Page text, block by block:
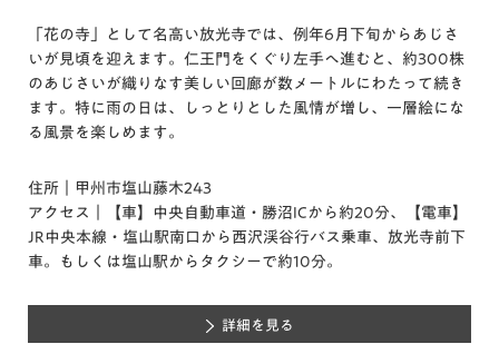
「花の寺」として名高い放光寺では、例年6月下旬からあじさ
いが見頃を迎えます。仁王門をくぐり左手へ進むと、約300株
のあじさいが織りなす美しい回廊が数メートルにわたって続き
ます。特に雨の日は、しっとりとした風情が増し、一層絵にな
る風景を楽しめます。
住所｜甲州市塩山藤木243
アクセス｜【車】中央自動車道・勝沼ICから約20分、【電車】
JR中央本線・塩山駅南口から西沢渓谷行バス乗車、放光寺前下
車。もしくは塩山駅からタクシーで約10分。
詳細を見る